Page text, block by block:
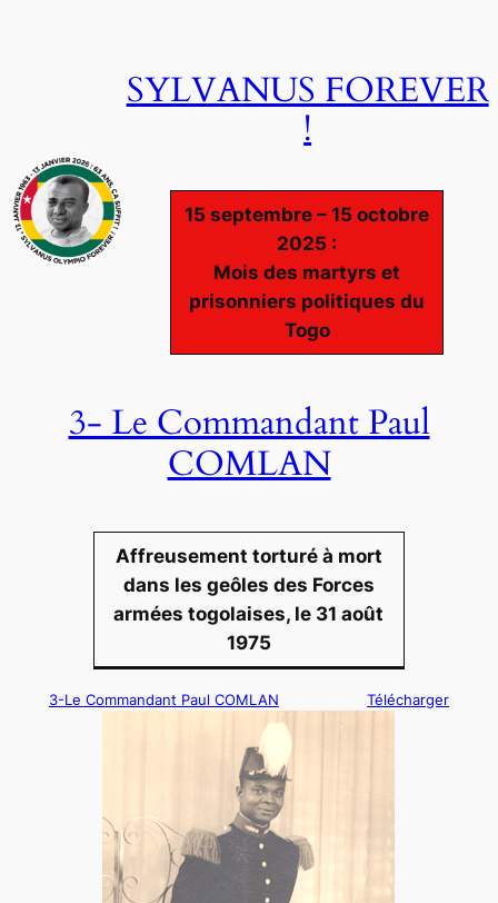
SYLVANUS FOREVER
!
15 septembre – 15 octobre
2025 :
Mois des martyrs et
prisonniers politiques du
Togo
3- Le Commandant Paul
COMLAN
Affreusement torturé à mort
dans les geôles des Forces
armées togolaises, le 31 août
1975
3-Le Commandant Paul COMLAN Télécharger